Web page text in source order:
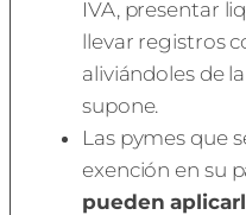
IVA, presentar
llevar registros
aliviándoles de
supone.
Las pymes que
exención en su
pueden